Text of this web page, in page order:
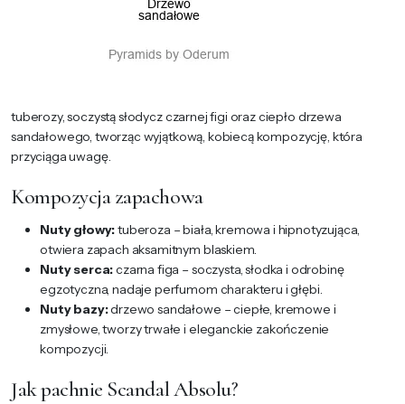
tuberozy, soczystą słodycz czarnej figi oraz ciepło drzewa
sandałowego, tworząc wyjątkową, kobiecą kompozycję, która
przyciąga uwagę.
Kompozycja zapachowa
Nuty głowy:tuberoza – biała, kremowa i hipnotyzująca,
otwiera zapach aksamitnym blaskiem.
Nuty serca:czarna figa – soczysta, słodka i odrobinę
egzotyczna, nadaje perfumom charakteru i głębi.
Nuty bazy:drzewo sandałowe – ciepłe, kremowe i
zmysłowe, tworzy trwałe i eleganckie zakończenie
kompozycji.
Jak pachnie Scandal Absolu?